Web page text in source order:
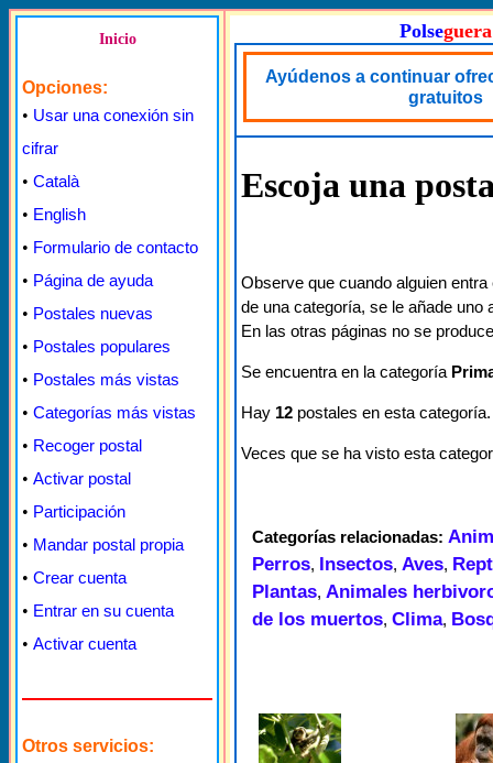
Inicio
Opciones:
• Usar una conexión sin
cifrar
• Català
• English
• Formulario de contacto
• Página de ayuda
• Postales nuevas
• Postales populares
• Postales más vistas
• Categorías más vistas
• Recoger postal
• Activar postal
• Participación
• Mandar postal propia
• Crear cuenta
• Entrar en su cuenta
• Activar cuenta
Otros servicios:
Polseguera
Ayúdenos a continuar
gratuitos
Escoja una
Observe que cuando alguien
de una categoría, se le añade uno
En las otras páginas no se
Se encuentra en la categoría
Hay 12 postales en esta categoría.
Veces que se ha visto esta
Categorías relacionadas:
Perros, Insectos, Aves,
Plantas, Animales
de los muertos, Clima,